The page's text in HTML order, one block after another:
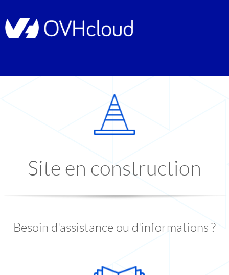
Site en construction
Besoin d'assistance ou d'informations ?